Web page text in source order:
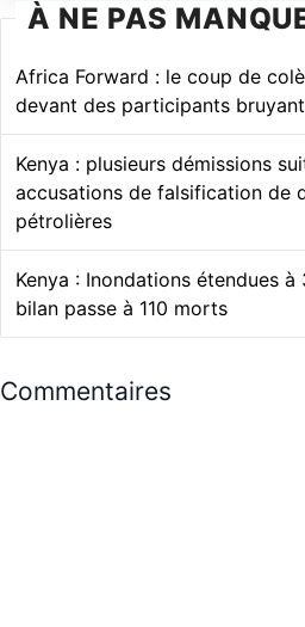
À NE PAS
Africa Forward : le coup de
devant des participants
Kenya : plusieurs démissions
accusations de falsification de
pétrolières
Kenya : Inondations étendues
bilan passe à 110 morts
Commentaires